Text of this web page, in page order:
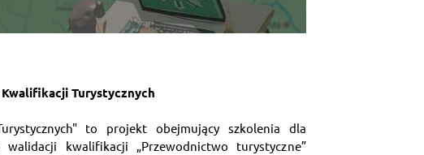
Turystycznych
to projekt obejmujący szkolenia dla
kwalifikacji „Przewodnictwo turystyczne”